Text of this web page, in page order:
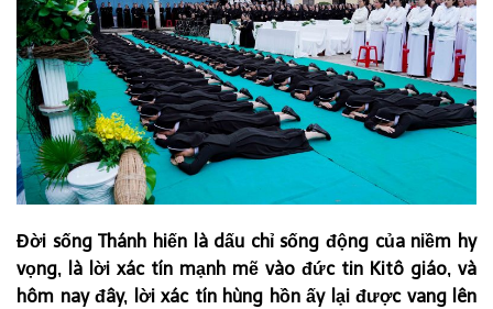
Đời sống Thánh hiến là dấu chỉ sống động của niềm hy
vọng, là lời xác tín mạnh mẽ vào đức tin Kitô giáo, và
hôm nay đây, lời xác tín hùng hồn ấy lại được vang lên